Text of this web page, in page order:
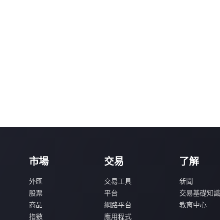
市場
外匯
股票
商品
指數
交易
交易工具
平台
網路平台
應用程式
了解
新聞
交易基礎知識
教育中心